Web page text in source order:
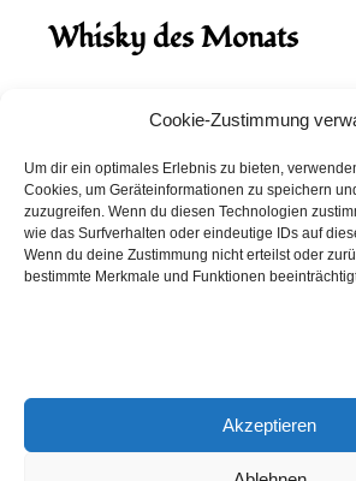
Cookie-Zustimmung
Um dir ein optimales Erlebnis zu bieten,
Cookies, um Geräteinformationen zu speichern
zuzugreifen. Wenn du diesen Technologien
wie das Surfverhalten oder eindeutige IDs auf
Wenn du deine Zustimmung nicht erteilst oder
bestimmte Merkmale und Funktionen
Akzeptieren
Whisky des Monats
August 2026
Hinch Double Wood
Destillerie:Hinch(Irland)
Single Malt, 43.0%
Peated: Nein
in den